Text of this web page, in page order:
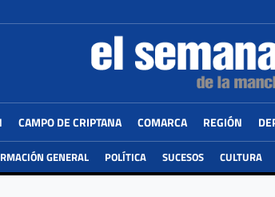
CAMPO DE CRIPTANA COMARCA REGIÓN
GENERAL POLÍTICA SUCESOS CULTURA